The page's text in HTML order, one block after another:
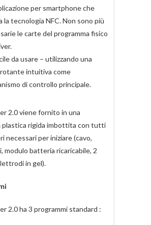
per smartphone che
la tecnologia NFC. Non sono più
le carte del programma fisico
da usare – utilizzando una
intuitiva come
di controllo principale.
2.0 viene fornito in una
plastica rigida imbottita con tutti
necessari per iniziare (cavo,
modulo batteria ricaricabile, 2
in gel).
2.0 ha 3 programmi standard :